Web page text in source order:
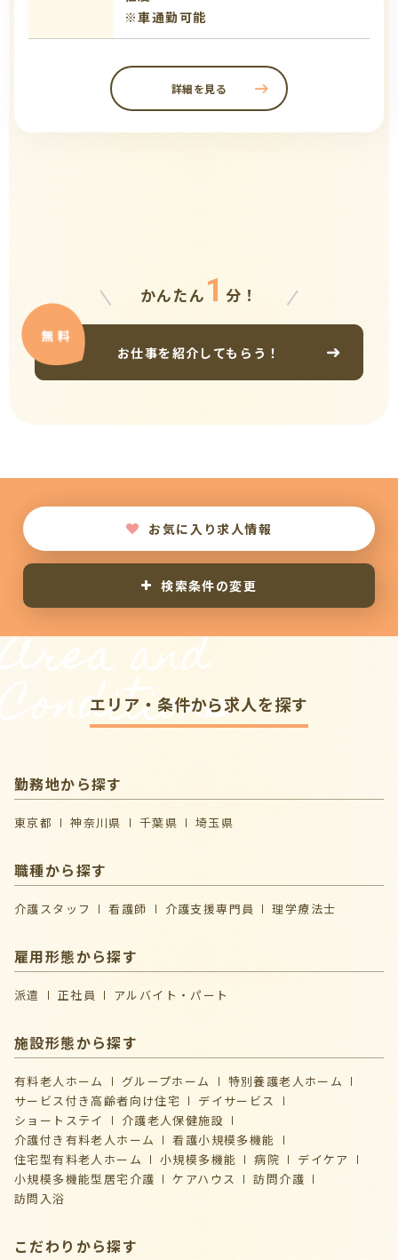
※車通勤可能
詳細を見る
かんたん 1 分！
お仕事を紹介してもらう！
お気に入り求人情報
検索条件の変更
Area and
Conditions
エリア・条件から求人を探す
勤務地から探す
東京都 神奈川県 千葉県 埼玉県
職種から探す
介護スタッフ 看護師 介護支援専門員 理学療法士
雇用形態から探す
派遣 正社員 アルバイト・パート
施設形態から探す
有料老人ホーム グループホーム
特別養護老人ホーム
サービス付き高齢者向け住宅
デイサービス
ショートステイ
介護⽼⼈保健施設
介護付き有料老人ホーム
看護小規模多機能
住宅型有料老人ホーム
小規模多機能 病院
デイケア
⼩規模多機能型居宅介護
ケアハウス
訪問介護
訪問入浴
こだわりから探す